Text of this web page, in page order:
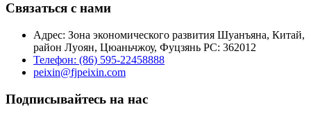
Связаться с нами
Адрес: Зона экономического развития Шуанъяна, Китай,
район Луоян, Цюаньчжоу, Фуцзянь PC: 362012
Телефон: (86) 595-22458888
peixin@fjpeixin.com
Подписывайтесь на нас